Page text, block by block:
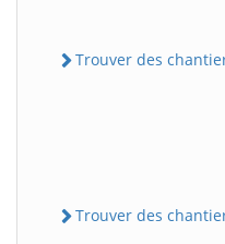
Trouver des
Trouver des